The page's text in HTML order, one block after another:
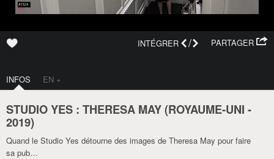
PARTAGER
INTÉGRER /
INFOS EN +
STUDIO YES : THERESA MAY (ROYAUME-UNI -
2019)
Quand le Studio Yes détourne des images de Theresa May pour faire
sa pub…